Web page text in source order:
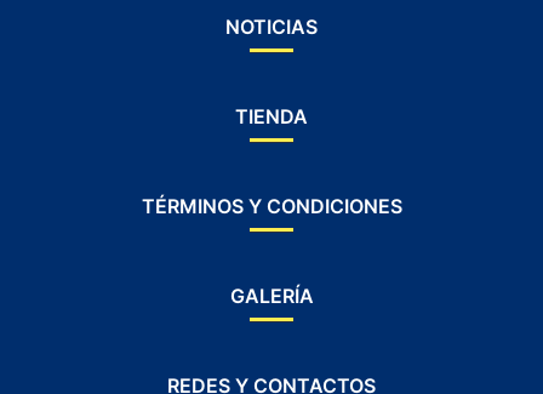
NOTICIAS
TIENDA
TÉRMINOS Y CONDICIONES
GALERÍA
REDES Y CONTACTOS